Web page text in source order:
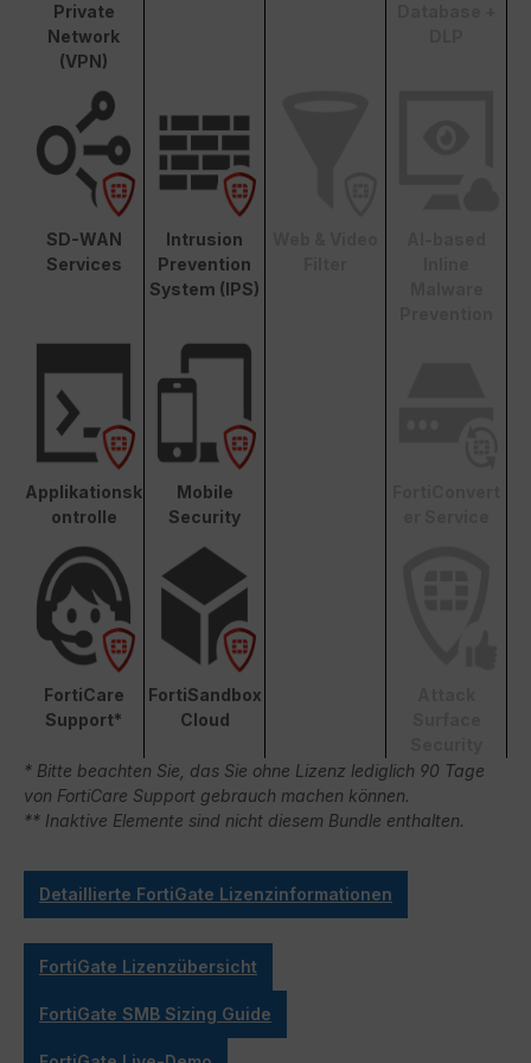
Private
Network
(VPN)
SD-WAN
Services
Intrusion
Prevention
System (IPS)
Applikationsk
ontrolle
Mobile
Security
FortiCare
Support*
FortiSandbox
Cloud
* Bitte beachten Sie, das Sie ohne Lizenz lediglich 90 Tage
von FortiCare Support gebrauch machen können.
** Inaktive Elemente sind nicht diesem Bundle enthalten.
Detaillierte FortiGate Lizenzinformationen
FortiGate Lizenzübersicht
FortiGate SMB Sizing Guide